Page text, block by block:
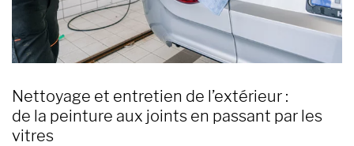
Nettoyage et entretien de l’extérieur :
de la peinture aux joints en passant par les
vitres